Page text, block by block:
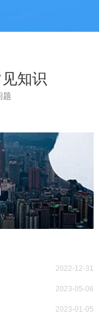
知识
题
2022-12-31
2023-05-06
2023-01-05